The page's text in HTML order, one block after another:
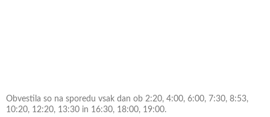
Obvestila so na sporedu vsak dan ob 2:20, 4:00, 6:00, 7:30, 8:53,
10:20, 12:20, 13:30 in 16:30, 18:00, 19:00.